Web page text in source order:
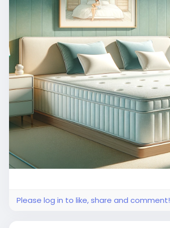
Please log in to like, share and comment!